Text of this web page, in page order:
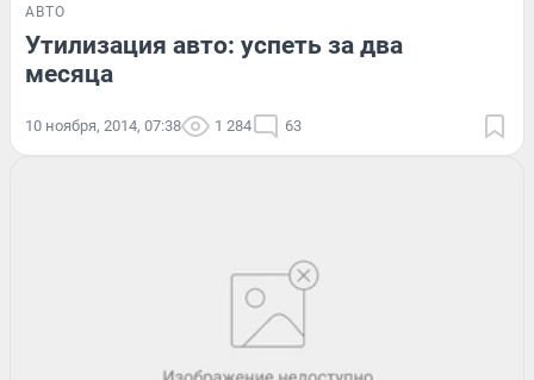
АВТО
Утилизация авто: успеть за два
месяца
10 ноября, 2014, 07:38 1 284 63